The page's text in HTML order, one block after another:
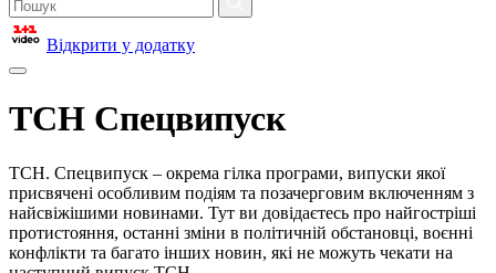
Відкрити у додатку
ТСН Спецвипуск
ТСН. Спецвипуск – окрема гілка програми, випуски якої
присвячені особливим подіям та позачерговим включенням з
найсвіжішими новинами. Тут ви довідаєтесь про найгостріші
протистояння, останні зміни в політичній обстановці, воєнні
конфлікти та багато інших новин, які не можуть чекати на